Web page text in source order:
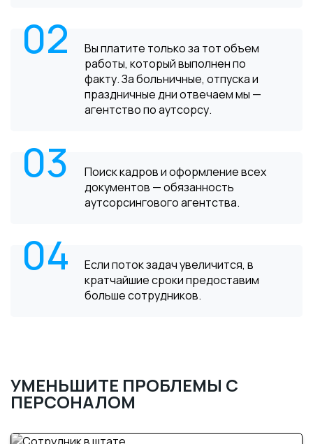
02
Вы платите только за тот объем
работы, который выполнен по
факту. За больничные, отпуска и
праздничные дни отвечаем мы —
агентство по аутсорсу.
03
Поиск кадров и оформление всех
документов — обязанность
аутсорсингового агентства.
04
Если поток задач увеличится, в
кратчайшие сроки предоставим
больше сотрудников.
УМЕНЬШИТЕ ПРОБЛЕМЫ С
ПЕРСОНАЛОМ